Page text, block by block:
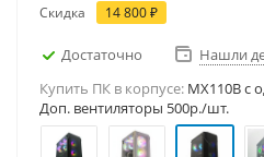
Скидка 14 800 ₽
Достаточно
Нашли
Купить ПК в корпусе: MX110B c
Доп. вентиляторы 500р./шт.